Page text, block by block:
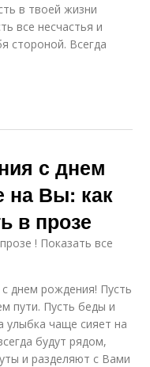
в твоей жизни
все несчастья и
стороной. Всегда
с днем
на Вы: как
в прозе
! Показать все
днем рождения! Пусть
пути. Пусть беды и
улыбка чаще сияет на
будут рядом,
и разделяют с Вами